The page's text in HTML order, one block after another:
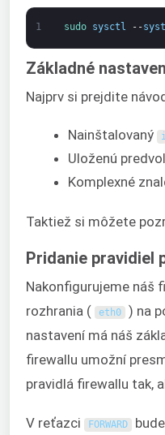
1 sudo sysctl --
Základné
Najprv si prejdite
Nainštalovaný
Uloženú
Komplexné
Taktiež si môžete
Pridanie pravidiel
Nakonfigurujeme náš
rozhrania (
eth0 ) na
nastavení má náš
firewallu umožní
pravidlá firewallu tak,
V reťazci FORWARD